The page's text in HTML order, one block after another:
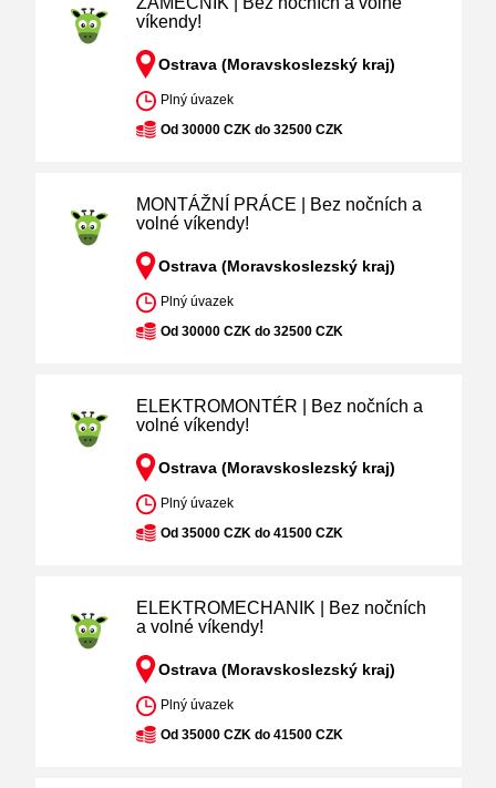
víkendy!
Ostrava (Moravskoslezský kraj)
Plný úvazek
Od 30000 CZK do 32500 CZK
MONTÁŽNÍ PRÁCE | Bez nočních a
volné víkendy!
Ostrava (Moravskoslezský kraj)
Plný úvazek
Od 30000 CZK do 32500 CZK
ELEKTROMONTÉR | Bez nočních a
volné víkendy!
Ostrava (Moravskoslezský kraj)
Plný úvazek
Od 35000 CZK do 41500 CZK
ELEKTROMECHANIK | Bez nočních
a volné víkendy!
Ostrava (Moravskoslezský kraj)
Plný úvazek
Od 35000 CZK do 41500 CZK